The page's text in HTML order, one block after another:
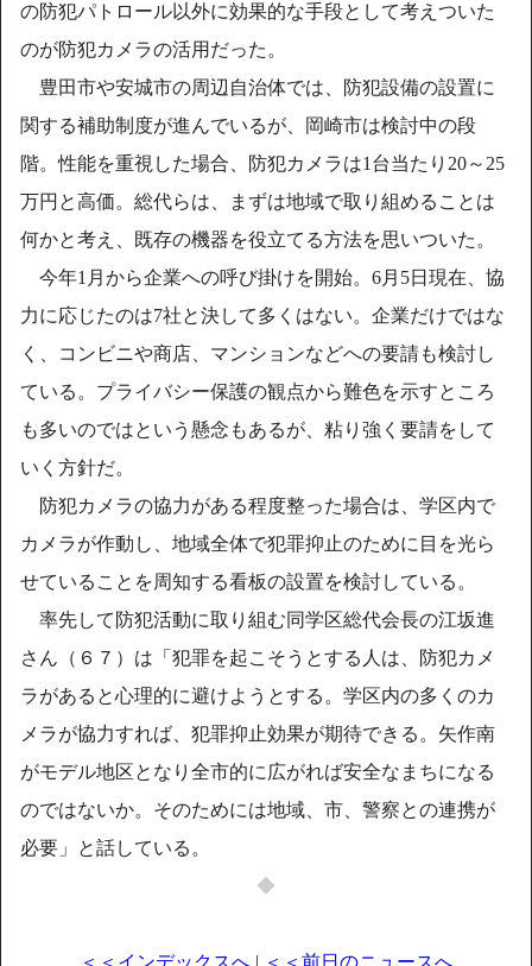
の防犯パトロール以外に効果的な手段として考えついた
のが防犯カメラの活用だった。
豊田市や安城市の周辺自治体では、防犯設備の設置に
関する補助制度が進んでいるが、岡崎市は検討中の段
階。性能を重視した場合、防犯カメラは1台当たり20～25
万円と高価。総代らは、まずは地域で取り組めることは
何かと考え、既存の機器を役立てる方法を思いついた。
今年1月から企業への呼び掛けを開始。6月5日現在、協
力に応じたのは7社と決して多くはない。企業だけではな
く、コンビニや商店、マンションなどへの要請も検討し
ている。プライバシー保護の観点から難色を示すところ
も多いのではという懸念もあるが、粘り強く要請をして
いく方針だ。
防犯カメラの協力がある程度整った場合は、学区内で
カメラが作動し、地域全体で犯罪抑止のために目を光ら
せていることを周知する看板の設置を検討している。
率先して防犯活動に取り組む同学区総代会長の江坂進
さん（６７）は「犯罪を起こそうとする人は、防犯カメ
ラがあると心理的に避けようとする。学区内の多くのカ
メラが協力すれば、犯罪抑止効果が期待できる。矢作南
がモデル地区となり全市的に広がれば安全なまちになる
のではないか。そのためには地域、市、警察との連携が
必要」と話している。
◆